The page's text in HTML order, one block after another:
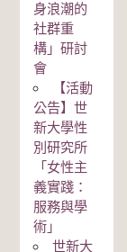
身浪潮的
社群重
構」研討
會
【活動
公告】世
新大學性
別研究所
「女性主
義實踐：
服務與學
術」
世新大